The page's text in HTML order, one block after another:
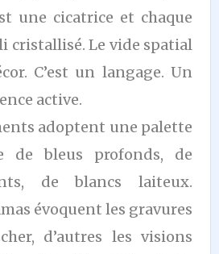
une cicatrice et chaque
cristallisé. Le vide spatial
C’est un langage. Un
active.
adoptent une palette
de bleus profonds, de
de blancs laiteux.
évoquent les gravures
d’autres les visions